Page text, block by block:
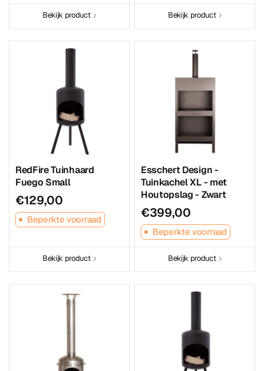
Bekijk product Bekijk product
RedFire Tuinhaard
Fuego Small
€129,00
Beperkte voorraad
Bekijk product
Esschert Design -
Tuinkachel XL - met
Houtopslag - Zwart
€399,00
Beperkte voorraad
Bekijk product